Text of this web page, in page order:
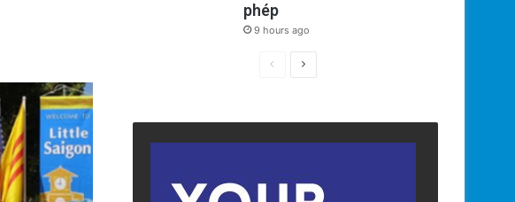
phép
9 hours ago
PreviousNext